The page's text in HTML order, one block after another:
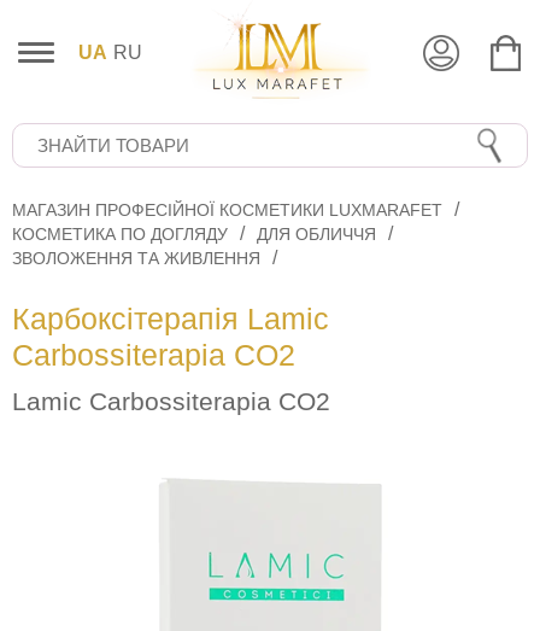
UA RU
МАГАЗИН ПРОФЕСІЙНОЇ КОСМЕТИКИ LUXMARAFET
КОСМЕТИКА ПО ДОГЛЯДУ
ДЛЯ ОБЛИЧЧЯ
ЗВОЛОЖЕННЯ ТА ЖИВЛЕННЯ
Карбоксітерапія Lamic
Carbossiterapia CO2
Lamic Carbossiterapia CO2